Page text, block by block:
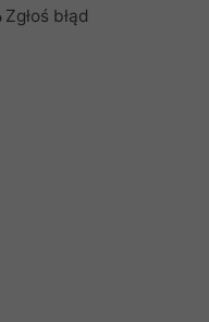
Zgłoś błąd